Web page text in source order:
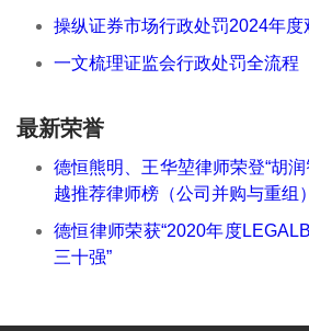
操纵证券市场行政处罚2024年度
一文梳理证监会行政处罚全流程
最新荣誉
德恒熊明、王华堃律师荣登“胡
越推荐律师榜（公司并购与重组
德恒律师荣获“2020年度
三十强”